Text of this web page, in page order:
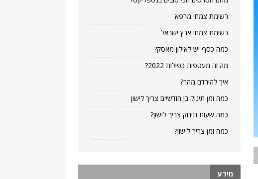
רשימת צמחי מרפא
רשימת צמחי ארץ ישראל
כמה כסף יש לאילון מאסק?
מה זה מעטפות כפולות 2022?
איך להירדם מהר?
כמה זמן תינוק בן חודשיים צריך לישון
כמה שעות תינוק צריך לישון?
כמה זמן צריך לישון?
מידע